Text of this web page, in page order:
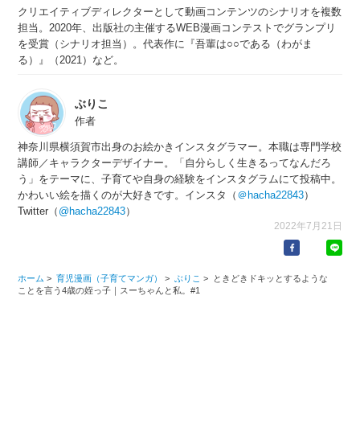
クリエイティブディレクターとして動画コンテンツのシナリオを複数
担当。2020年、出版社の主催するWEB漫画コンテストでグランプリ
を受賞（シナリオ担当）。代表作に『吾輩は○○である（わがま
る）』（2021）など。
ぶりこ
作者
神奈川県横須賀市出身のお絵かきインスタグラマー。本職は専門学校
講師／キャラクターデザイナー。「自分らしく生きるってなんだろ
う」をテーマに、子育てや自身の経験をインスタグラムにて投稿中。
かわいい絵を描くのが大好きです。インスタ（ ＠hacha22843）
Twitter（ @hacha22843）
2022年7月21日
ホーム > 育児漫画（子育てマンガ） > ぶりこ >
ときどきドキッとするような
ことを言う4歳の姪っ子｜スーちゃんと私。#1